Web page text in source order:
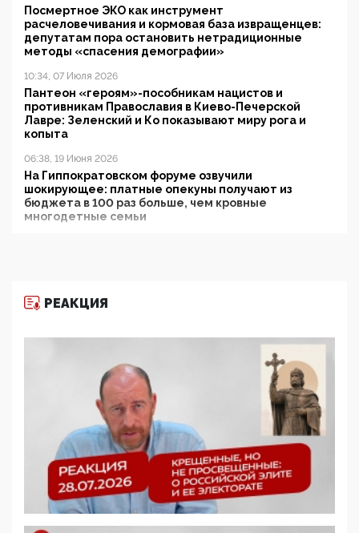
Посмертное ЭКО как инструмент
расчеловечивания и кормовая база извращенцев:
депутатам пора остановить нетрадиционные
методы «спасения демографии»
10:34, 07 Июля 2026
Пантеон «героям»-пособникам нацистов и
противникам Православия в Киево-Печерской
Лавре: Зеленский и Ко показывают миру рога и
копыта
06:38, 19 Июня 2026
На Гиппократовском форуме озвучили
шокирующее: платные опекуны получают из
бюджета в 100 раз больше, чем кровные
многодетные семьи
11:53, 09 Июня 2026
деятельность ИИТО ЮНЕСКО в России, но
цифроглобалисты продолжают определять
повестку в образовании
09:43, 01 Июня 2026
5G за счет здоровья граждан: Минцифры намерено
отобрать у регионов и муниципалитетов право
защищать жилые дома и социальные объекты от
05:58, 26 Мая 2026
Роскомнадзор освободили от борца с
деструктивным и опасным контентом
07:39, 25 Мая 2026
РЕАКЦИЯ